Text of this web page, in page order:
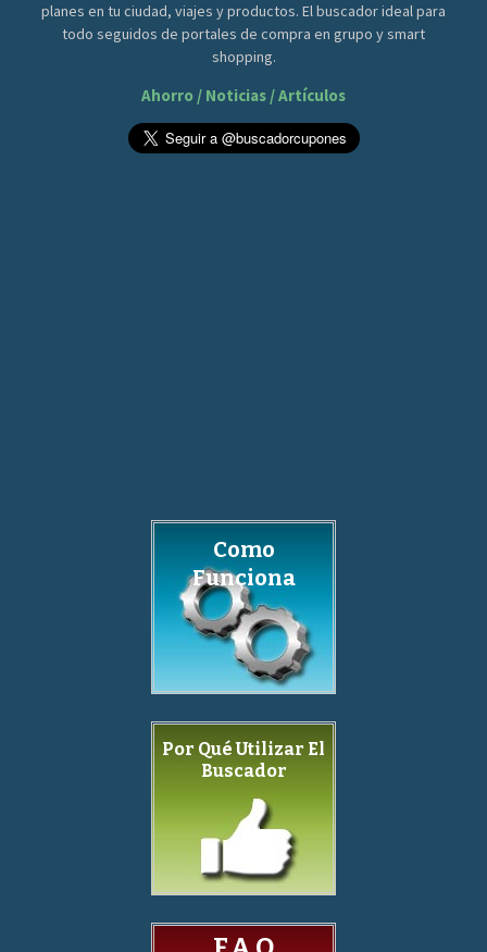
planes en tu ciudad, viajes y productos. El buscador ideal para
todo seguidos de portales de compra en grupo y smart
shopping.
Ahorro / Noticias / Artículos
Como
Funciona
Por Qué Utilizar El
Buscador